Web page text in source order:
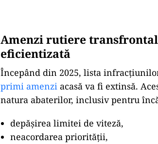
Amenzi rutiere
eficientizată
Începând din 2025, lista
primi amenzi acasă va fi extinsă.
natura abaterilor, inclusiv pentru
depășirea limitei de viteză,
neacordarea priorității,